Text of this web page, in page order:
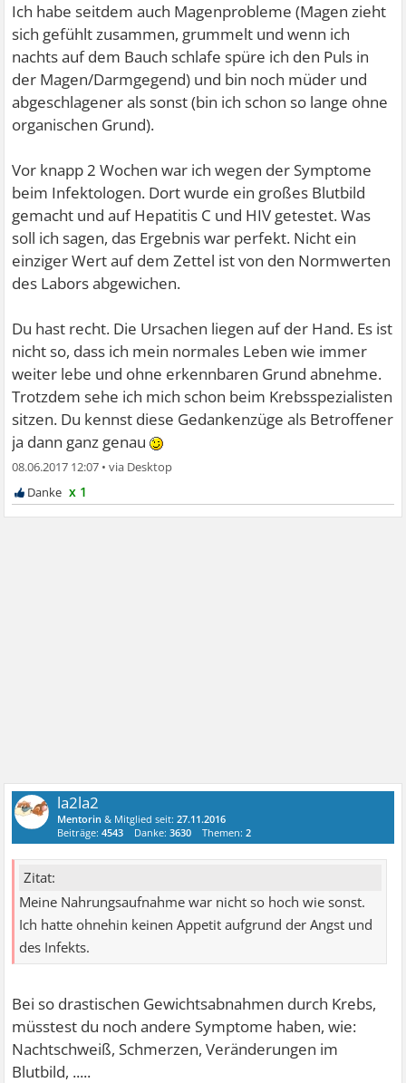
Ich habe seitdem auch Magenprobleme (Magen zieht
sich gefühlt zusammen, grummelt und wenn ich
nachts auf dem Bauch schlafe spüre ich den Puls in
der Magen/Darmgegend) und bin noch müder und
abgeschlagener als sonst (bin ich schon so lange ohne
organischen Grund).
Vor knapp 2 Wochen war ich wegen der Symptome
beim Infektologen. Dort wurde ein großes Blutbild
gemacht und auf Hepatitis C und HIV getestet. Was
soll ich sagen, das Ergebnis war perfekt. Nicht ein
einziger Wert auf dem Zettel ist von den Normwerten
des Labors abgewichen.
Du hast recht. Die Ursachen liegen auf der Hand. Es ist
nicht so, dass ich mein normales Leben wie immer
weiter lebe und ohne erkennbaren Grund abnehme.
Trotzdem sehe ich mich schon beim Krebsspezialisten
sitzen. Du kennst diese Gedankenzüge als Betroffener
ja dann ganz genau
08.06.2017 12:07 •
x 1
la2la2
Mentorin & Mitglied seit:27.11.2016
Beiträge:4543 Danke:3630 Themen:2
Zitat:
Meine Nahrungsaufnahme war nicht so hoch wie sonst.
Ich hatte ohnehin keinen Appetit aufgrund der Angst und
des Infekts.
Bei so drastischen Gewichtsabnahmen durch Krebs,
müsstest du noch andere Symptome haben, wie:
Nachtschweiß, Schmerzen, Veränderungen im
Blutbild, .....